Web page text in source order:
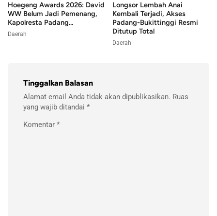
Hoegeng Awards 2026: David
WW Belum Jadi Pemenang,
Kapolresta Padang...
Daerah
Longsor Lembah Anai
Kembali Terjadi, Akses
Padang-Bukittinggi Resmi
Ditutup Total
Daerah
Tinggalkan Balasan
Alamat email Anda tidak akan dipublikasikan. Ruas
yang wajib ditandai *
Komentar *